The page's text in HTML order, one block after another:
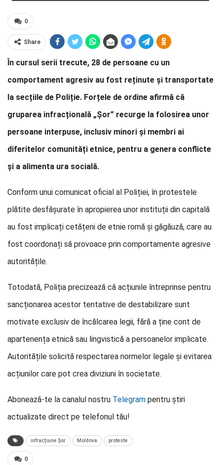
0
Share
În cursul serii trecute, 28 de persoane cu un
comportament agresiv au fost reținute și transportate
la secțiile de Poliție. Forțele de ordine afirmă că
gruparea infracțională „Șor” recurge la folosirea unor
persoane interpuse, inclusiv minori și membri ai
diferitelor comunități etnice, pentru a genera conflicte
și a alimenta ura socială.
Conform unui comunicat oficial al Poliției, în protestele
plătite desfășurate în apropierea unor instituții din capitală
au fost implicați cetățeni de etnie romă și găgăuză, care au
fost coordonați să provoace prin comportamente agresive
autoritățile.
Totodată, Poliția precizează că acțiunile întreprinse pentru
sancționarea acestor tentative de destabilizare sunt
motivate exclusiv de încălcarea legii, fără a ține cont de
apartenența etnică sau lingvistică a persoanelor implicate.
Autoritățile solicită respectarea normelor legale și evitarea
acțiunilor care pot crea diviziuni în societate.
Abonează-te la canalul nostru Telegram pentru știri
actualizate direct pe telefonul tău!
infracțiune Șor Moldova proteste
0